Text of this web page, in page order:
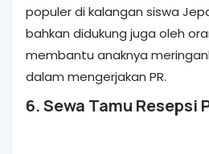
populer di kalangan siswa
bahkan didukung juga oleh
membantu anaknya
dalam mengerjakan PR.
6. Sewa Tamu Resepsi